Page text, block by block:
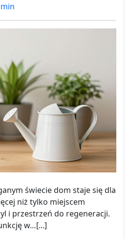
świecie dom staje się dla
niż tylko miejscem
i przestrzeń do regeneracji.
w…[...]